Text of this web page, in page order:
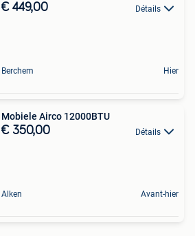
€ 449,00 Détails
Berchem Hier
Mobiele Airco 12000BTU
€ 350,00 Détails
Alken Avant-hier